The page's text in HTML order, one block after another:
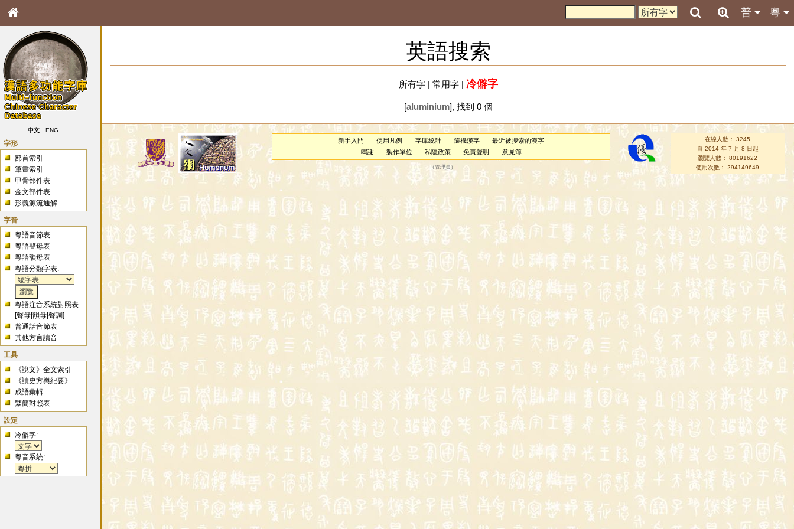
粵
普
中文 ENG
字形
部首索引
筆畫索引
甲骨部件表
金文部件表
形義源流通解
字音
粵語音節表
粵語聲母表
粵語韻母表
粵語分類字表:
粵語注音系統對照表
[聲母 |韻母 |聲調]
普通話音節表
其他方言讀音
工具
《說文》全文索引
《讀史方輿紀要》
成語彙輯
繁簡對照表
設定
冷僻字:
粵音系統:
英語搜索
所有字| 常用字| 冷僻字
[aluminium], 找到 0 個
新手入門 使用凡例 字庫統計 隨機漢字
最近被搜索的漢字
鳴謝
製作單位 私隱政策 免責聲明 意見簿
（管理員 ）
在線人數： 3245
自 2014 年 7 月 8 日起
瀏覽人數： 80191622
使用次數： 294149649